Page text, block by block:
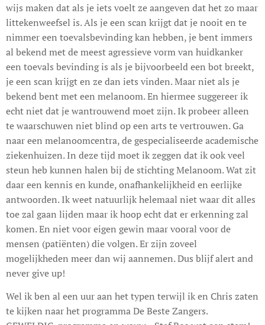
wijs maken dat als je iets voelt ze aangeven dat het zo maar
littekenweefsel is. Als je een scan krijgt dat je nooit en te
nimmer een toevalsbevinding kan hebben, je bent immers
al bekend met de meest agressieve vorm van huidkanker
een toevals bevinding is als je bijvoorbeeld een bot breekt,
je een scan krijgt en ze dan iets vinden. Maar niet als je
bekend bent met een melanoom. En hiermee suggereer ik
echt niet dat je wantrouwend moet zijn. Ik probeer alleen
te waarschuwen niet blind op een arts te vertrouwen. Ga
naar een melanoomcentra, de gespecialiseerde academische
ziekenhuizen. In deze tijd moet ik zeggen dat ik ook veel
steun heb kunnen halen bij de stichting Melanoom. Wat zit
daar een kennis en kunde, onafhankelijkheid en eerlijke
antwoorden. Ik weet natuurlijk helemaal niet waar dit alles
toe zal gaan lijden maar ik hoop echt dat er erkenning zal
komen. En niet voor eigen gewin maar vooral voor de
mensen (patiënten) die volgen. Er zijn zoveel
mogelijkheden meer dan wij aannemen. Dus blijf alert and
never give up!
Wel ik ben al een uur aan het typen terwijl ik en Chris zaten
te kijken naar het programma De Beste Zangers.